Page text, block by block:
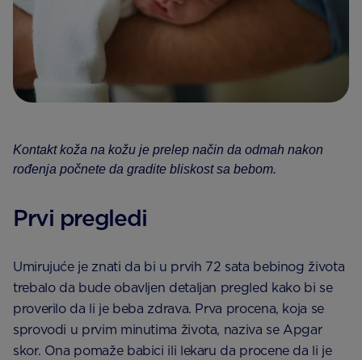
Kontakt koža na kožu je prelep način da odmah nakon
rođenja počnete da gradite bliskost sa bebom.
Prvi pregledi
Umirujuće je znati da bi u prvih 72 sata bebinog života
trebalo da bude obavljen detaljan pregled kako bi se
proverilo da li je beba zdrava. Prva procena, koja se
sprovodi u prvim minutima života, naziva se Apgar
skor. Ona pomaže babici ili lekaru da procene da li je